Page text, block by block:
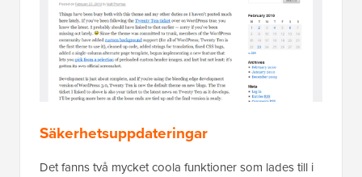
Säkerhetsuppdateringar
Det fanns två mycket coola funktioner som lades till i